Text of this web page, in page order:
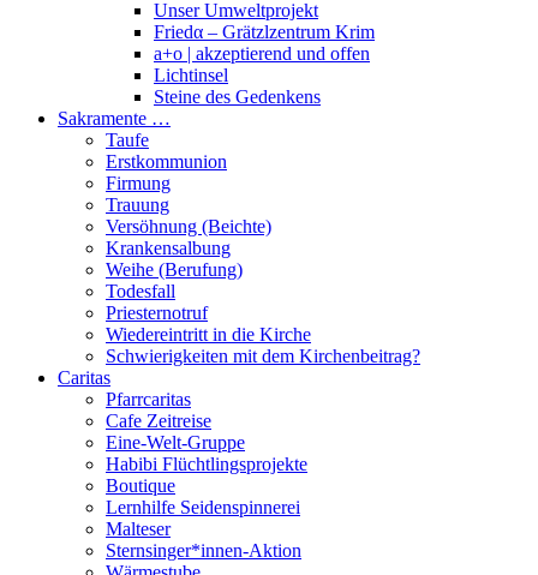
Unser Umweltprojekt
Friedα – Grätzlzentrum Krim
a+o | akzeptierend und offen
Lichtinsel
Steine des Gedenkens
Sakramente …
Taufe
Erstkommunion
Firmung
Trauung
Versöhnung (Beichte)
Krankensalbung
Weihe (Berufung)
Todesfall
Priesternotruf
Wiedereintritt in die Kirche
Schwierigkeiten mit dem Kirchenbeitrag?
Caritas
Pfarrcaritas
Cafe Zeitreise
Eine-Welt-Gruppe
Habibi Flüchtlingsprojekte
Boutique
Lernhilfe Seidenspinnerei
Malteser
Sternsinger*innen-Aktion